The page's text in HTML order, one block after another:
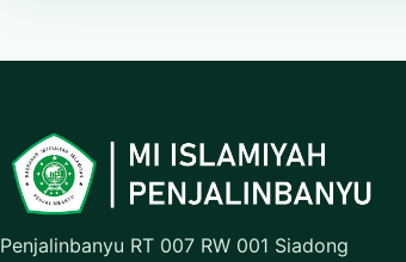
Penjalinbanyu RT 007 RW 001 Siadong